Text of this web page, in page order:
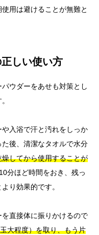
用は避けることが無難と
しい使い方
ウダーをあせも対策とし
入浴で汗と汚れをしっか
後、清潔なタオルで水分
してから使用することが
分ほど時間をおき、残っ
り効果的です。
直接体に振りかけるので
大程度）を取り、もう片